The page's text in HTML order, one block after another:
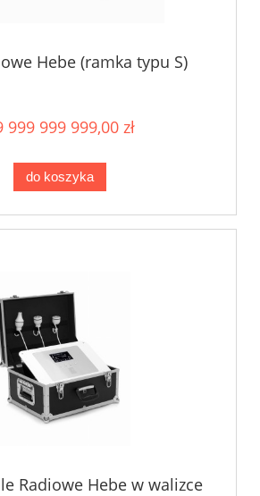
Hebe (ramka typu S)
999 999 999,00 zł
do koszyka
Radiowe Hebe w walizce